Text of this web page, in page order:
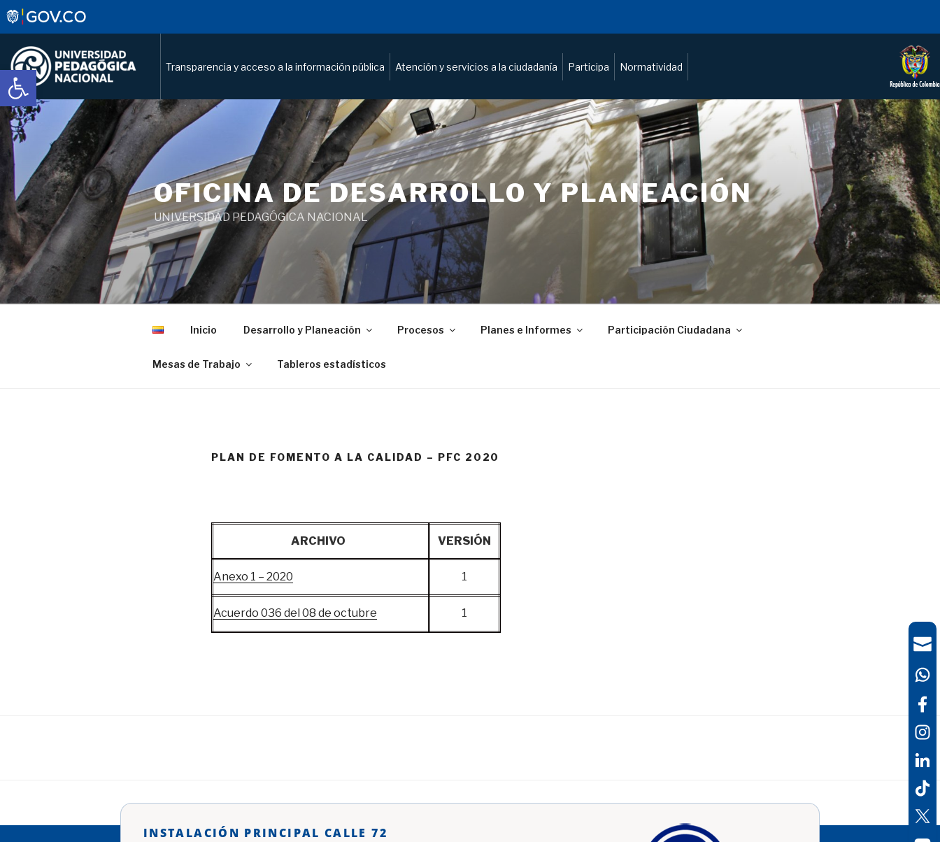
Abrir barra de herramientas Transparencia y acceso a la información pública Atención y servicios a la ciudadanía Participa Normatividad
OFICINA DE DESARROLLO Y PLANEACIÓN
UNIVERSIDAD PEDAGÓGICA NACIONAL
Inicio Desarrollo y Planeación Procesos Planes e Informes Participación Ciudadana
Mesas de Trabajo Tableros estadísticos
PLAN DE FOMENTO A LA CALIDAD – PFC 2020
ARCHIVO VERSIÓN
Anexo 1 – 2020 1
Acuerdo 036 del 08 de octubre 1
INSTALACIÓN PRINCIPAL CALLE 72